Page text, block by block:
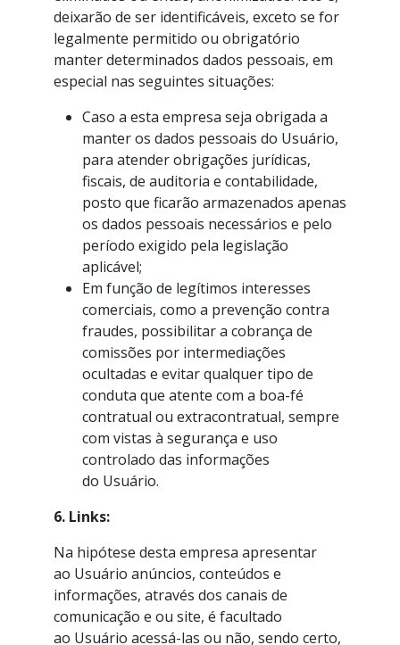
deixarão de ser identificáveis, exceto se for
legalmente permitido ou obrigatório
manter determinados dados pessoais, em
especial nas seguintes situações:
Caso a esta empresa seja obrigada a
manter os dados pessoais do Usuário,
para atender obrigações jurídicas,
fiscais, de auditoria e contabilidade,
posto que ficarão armazenados apenas
os dados pessoais necessários e pelo
período exigido pela legislação
aplicável;
Em função de legítimos interesses
comerciais, como a prevenção contra
fraudes, possibilitar a cobrança de
comissões por intermediações
ocultadas e evitar qualquer tipo de
conduta que atente com a boa-fé
contratual ou extracontratual, sempre
com vistas à segurança e uso
controlado das informações
do Usuário.
6. Links:
Na hipótese desta empresa apresentar
ao Usuário anúncios, conteúdos e
informações, através dos canais de
comunicação e ou site, é facultado
ao Usuário acessá-las ou não, sendo certo,